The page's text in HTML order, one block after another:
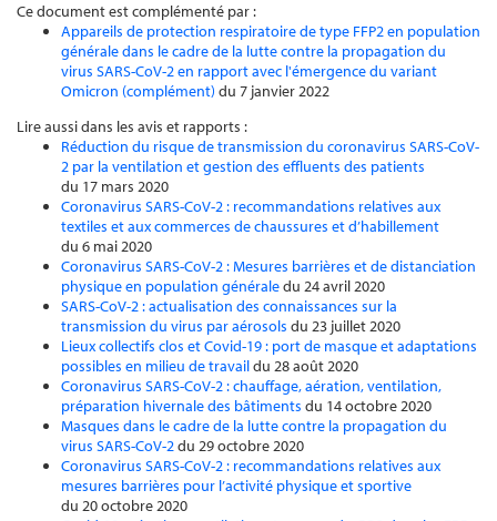
Ce document est complémenté par :
Appareils de protection respiratoire de type FFP2 en population
générale dans le cadre de la lutte contre la propagation du
virus SARS-CoV-2 en rapport avec l'émergence du variant
Omicron (complément) du 7 janvier 2022
Lire aussi dans les avis et rapports :
Réduction du risque de transmission du coronavirus SARS-CoV-
2 par la ventilation et gestion des effluents des patients
du 17 mars 2020
Coronavirus SARS-CoV-2 : recommandations relatives aux
textiles et aux commerces de chaussures et d’habillement
du 6 mai 2020
Coronavirus SARS-CoV-2 : Mesures barrières et de distanciation
physique en population généraledu 24 avril 2020
SARS-CoV-2 : actualisation des connaissances sur la
transmission du virus par aérosols du 23 juillet 2020
Lieux collectifs clos et Covid-19 : port de masque et adaptations
possibles en milieu de travaildu 28 août 2020
Coronavirus SARS-CoV-2 : chauffage, aération, ventilation,
préparation hivernale des bâtiments du 14 octobre 2020
Masques dans le cadre de la lutte contre la propagation du
virus SARS-CoV-2du 29 octobre 2020
Coronavirus SARS-CoV-2 : recommandations relatives aux
mesures barrières pour l’activité physique et sportive
du 20 octobre 2020